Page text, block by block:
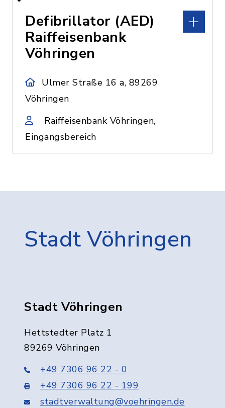
Defibrillator (AED)
Raiffeisenbank
Vöhringen
Ulmer Straße 16 a, 89269
Vöhringen
Raiffeisenbank Vöhringen,
Eingangsbereich
Stadt Vöhringen
Stadt Vöhringen
Hettstedter Platz 1
89269 Vöhringen
+49 7306 96 22 - 0
+49 7306 96 22 - 199
stadtverwaltung@voehringen.de